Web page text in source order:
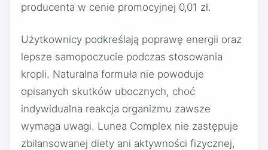
producenta w cenie promocyjnej 0,01 zł.
Użytkownicy podkreślają poprawę energii oraz
lepsze samopoczucie podczas stosowania
kropli. Naturalna formuła nie powoduje
opisanych skutków ubocznych, choć
indywidualna reakcja organizmu zawsze
wymaga uwagi. Lunea Complex nie zastępuje
zbilansowanej diety ani aktywności fizycznej,